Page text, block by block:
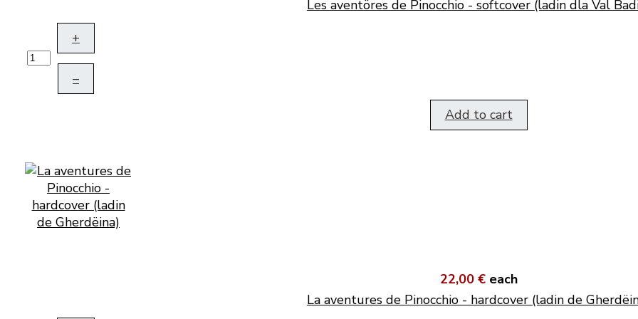
Les aventöres de Pinocchio - softcover (ladin dla Val
+
–
Add to cart
22,00 € each
La aventures de Pinocchio - hardcover (ladin de